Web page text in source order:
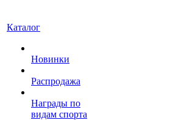
Каталог
Новинки
Распродажа
Награды по
видам спорта